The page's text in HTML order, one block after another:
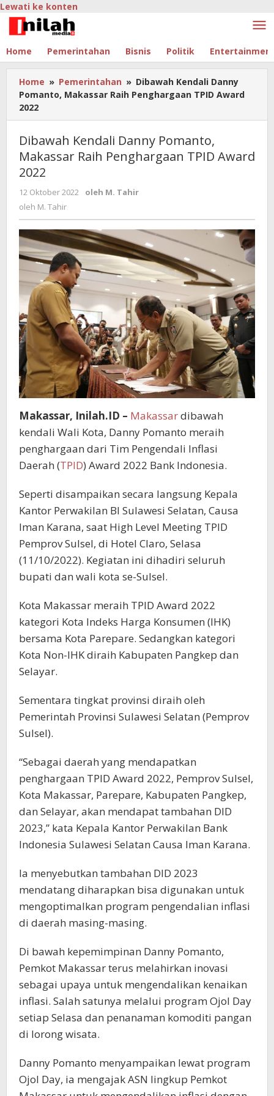
Lewati ke konten
Home Pemerintahan Bisnis Politik
Home » Pemerintahan » Dibawah Kendali Danny
Pomanto, Makassar Raih Penghargaan TPID Award
2022
Dibawah Kendali Danny Pomanto,
Makassar Raih Penghargaan TPID Award
2022
12 Oktober 2022 oleh M. Tahir
oleh M. Tahir
Makassar, Inilah.ID – Makassardibawah
kendali Wali Kota, Danny Pomanto meraih
penghargaan dari Tim Pengendali Inflasi
Daerah (TPID) Award 2022 Bank Indonesia.
Seperti disampaikan secara langsung Kepala
Kantor Perwakilan BI Sulawesi Selatan, Causa
Iman Karana, saat High Level Meeting TPID
Pemprov Sulsel, di Hotel Claro, Selasa
(11/10/2022). Kegiatan ini dihadiri seluruh
bupati dan wali kota se-Sulsel.
Kota Makassar meraih TPID Award 2022
kategori Kota Indeks Harga Konsumen (IHK)
bersama Kota Parepare. Sedangkan kategori
Kota Non-IHK diraih Kabupaten Pangkep dan
Selayar.
Sementara tingkat provinsi diraih oleh
Pemerintah Provinsi Sulawesi Selatan (Pemprov
Sulsel).
“Sebagai daerah yang mendapatkan
penghargaan TPID Award 2022, Pemprov Sulsel,
Kota Makassar, Parepare, Kabupaten Pangkep,
dan Selayar, akan mendapat tambahan DID
2023,” kata Kepala Kantor Perwakilan Bank
Indonesia Sulawesi Selatan Causa Iman Karana.
Ia menyebutkan tambahan DID 2023
mendatang diharapkan bisa digunakan untuk
mengoptimalkan program pengendalian inflasi
di daerah masing-masing.
Di bawah kepemimpinan Danny Pomanto,
Pemkot Makassar terus melahirkan inovasi
sebagai upaya untuk mengendalikan kenaikan
inflasi. Salah satunya melalui program Ojol Day
setiap Selasa dan penanaman komoditi pangan
di lorong wisata.
Danny Pomanto menyampaikan lewat program
Ojol Day, ia mengajak ASN lingkup Pemkot